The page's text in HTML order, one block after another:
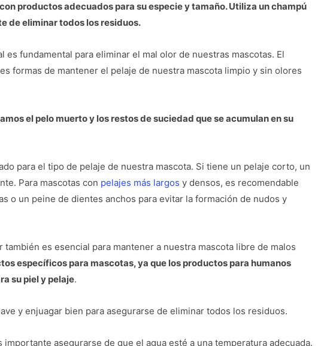
productos adecuados para su especie y tamaño. Utiliza un champú
de eliminar todos los residuos.
es fundamental para eliminar el mal olor de nuestras mascotas. El
formas de mantener el pelaje de nuestra mascota limpio y sin olores
el pelo muerto y los restos de suciedad que se acumulan en su
para el tipo de pelaje de nuestra mascota. Si tiene un pelaje corto, un
Para mascotas con pelajes más largos y densos, es recomendable
o un peine de dientes anchos para evitar la formación de nudos y
es esencial para mantener a nuestra mascota libre de malos
específicos para mascotas, ya que los productos para humanos
su piel y pelaje.
y enjuagar bien para asegurarse de eliminar todos los residuos.
importante asegurarse de que el agua esté a una temperatura adecuada.